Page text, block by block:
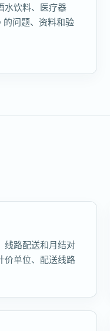
水饮料、医疗器
的问题、资料和验
线路配送和月结对
价单位、配送线路